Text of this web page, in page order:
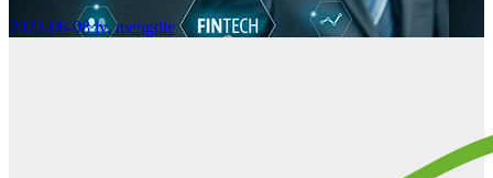
2023-06-08lv, mengdie